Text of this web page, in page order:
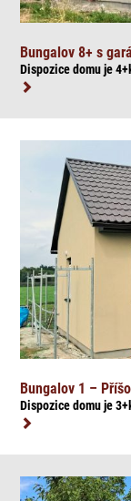
Bungalov 8+ s
Dispozice domu je
Bungalov 1 –
Dispozice domu je